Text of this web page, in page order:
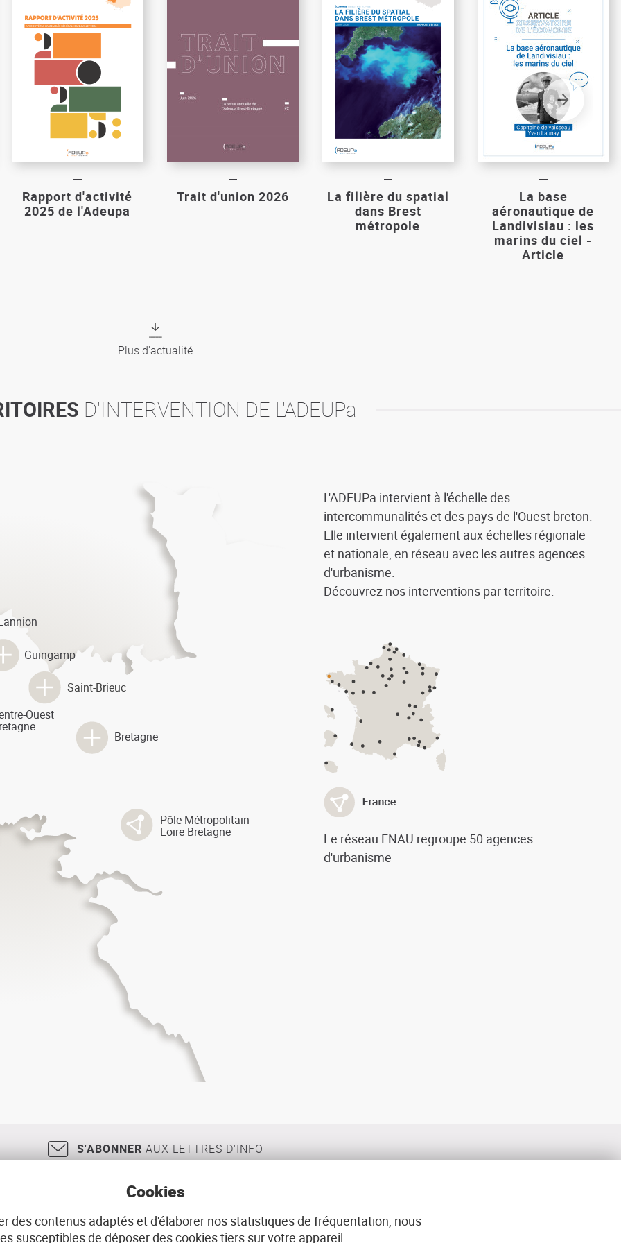
Rapport d'activité
2025 de l'Adeupa
Trait d'union 2026
La filière du spatial
dans Brest
métropole
La base
aéronautique de
Landivisiau : les
marins du ciel -
Article
Plus d'actualité
D'INTERVENTION DE L'ADEUPa
L'ADEUPa intervient à l'échelle des
intercommunalités et des pays de l'Ouest breton.
Elle intervient également aux échelles régionale
et nationale, en réseau avec les autres agences
d'urbanisme.
Découvrez nos interventions par territoire.
Le réseau FNAU regroupe 50 agences
d'urbanisme
Pôle Métropolitain
Loire Bretagne
Bretagne
Ouest
Saint-Brieuc
Guingamp
S'ABONNER AUX LETTRES D'INFO
18, rue Jean Jaurès 29200 BREST 02 98 33 51 71 CONTACT
Cookies
des contenus adaptés et d'élaborer nos statistiques de fréquentation, nous
susceptibles de déposer des cookies tiers sur votre appareil.